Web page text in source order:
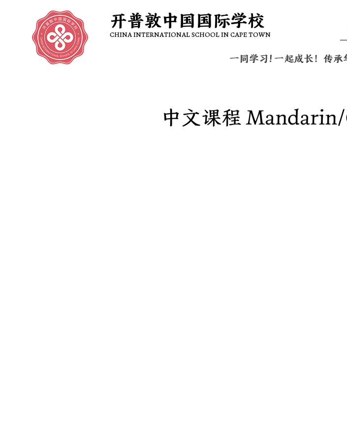
开普敦中国国际学校
开普敦中国国际学校
CHINA INTERNATIONAL SCHOOL IN CAPE TOWN
CHINA INTERNATIONAL SCHOOL IN CAPE TOWN
一同学习! 一起成长！传承
中文课程